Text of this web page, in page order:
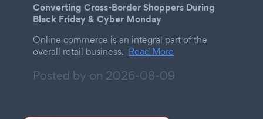
Converting Cross-Border Shoppers During
Black Friday & Cyber Monday
Online commerce is an integral part of the
overall retail business. Read More
Posted by on 2026-08-09